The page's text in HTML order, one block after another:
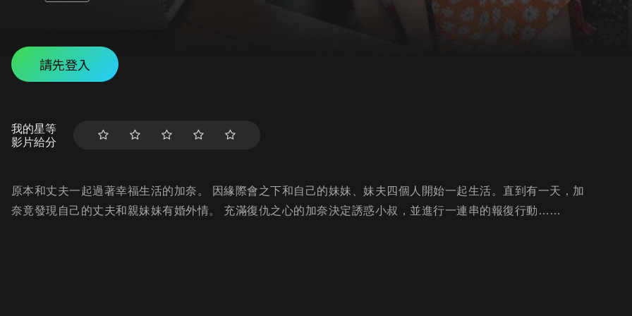
請先登入
我的星等
影片給分
原本和丈夫一起過著幸福生活的加奈。 因緣際會之下和自己的妹妹、妹夫四個人開始一起生活。直到有一天，加
奈竟發現自己的丈夫和親妹妹有婚外情。 充滿復仇之心的加奈決定誘惑小叔，並進行一連串的報復行動……